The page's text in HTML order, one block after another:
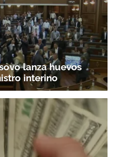
lanza huevos
interino